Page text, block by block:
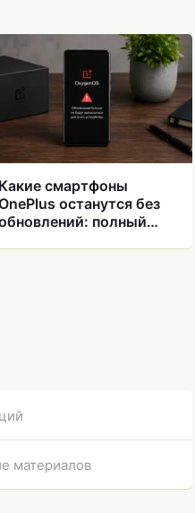
Какие смартфоны
OnePlus останутся без
полный
материалов